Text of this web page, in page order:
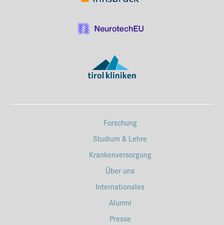
Forschung
Studium & Lehre
Krankenversorgung
Über uns
Internationales
Alumni
Presse